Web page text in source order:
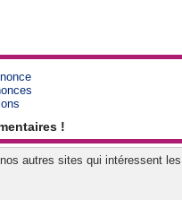
!
autres sites qui intéressent